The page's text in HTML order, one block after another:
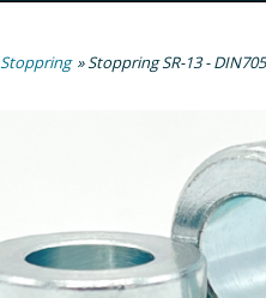
Stoppring » Stoppring SR-13 - DIN705